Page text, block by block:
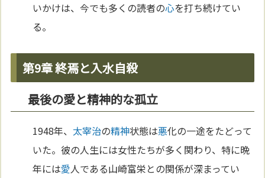
いかけは、今でも多くの読者の心を打ち続けてい
る。
第9章 終焉と入水自殺
最後の愛と精神的な孤立
1948年、 太宰治の精神状態は悪化の一途をたどって
いた。彼の人生には女性たちが多く関わり、特に晩
年には愛人である山崎富栄との関係が深まってい